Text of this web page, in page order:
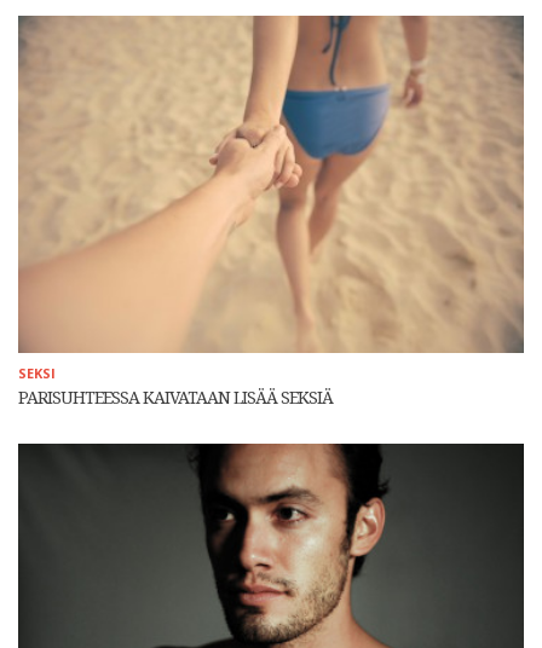
SEKSI
PARISUHTEESSA KAIVATAAN LISÄÄ SEKSIÄ